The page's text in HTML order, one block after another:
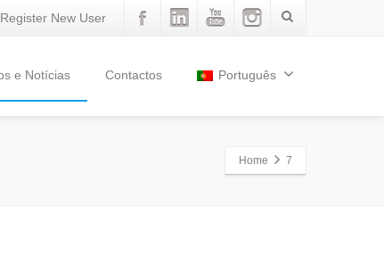
Register New User
e Notícias Contactos Português
Home 7